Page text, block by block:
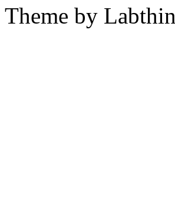
Theme by